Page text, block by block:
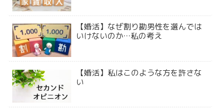
【婚活】なぜ割り勘男性を選んでは
いけないのか…私の考え
【婚活】私はこのような方を許さな
い